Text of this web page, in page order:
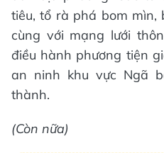
tiêu, tổ rà phá bom mìn,
cùng với mạng lưới
điều hành phương tiện
an ninh khu vực Ngã
thành.
(Còn nữa)